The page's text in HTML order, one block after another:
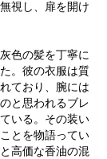
視し、扉を開け
色の髪を丁寧に
。彼の衣服は質
ており、腕には
と思われるブレ
いる。その装い
とを物語ってい
高価な香油の混